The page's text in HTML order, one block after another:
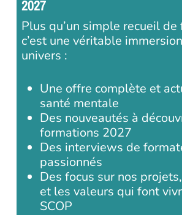
2027
Plus qu’un simple recueil
c’est une véritable
univers :
Une offre complète et
santé mentale
Des nouveautés à
formations 2027
Des interviews de
passionnés
Des focus sur nos
et les valeurs qui font
SCOP